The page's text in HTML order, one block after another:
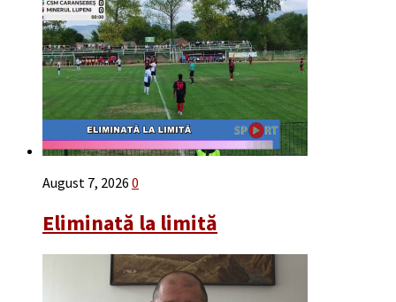
August 7, 2026 0
Eliminată la limită